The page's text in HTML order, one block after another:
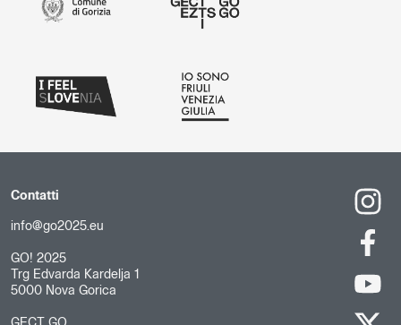
Contatti
info@go2025.eu
GO! 2025
Trg Edvarda Kardelja 1
5000 Nova Gorica